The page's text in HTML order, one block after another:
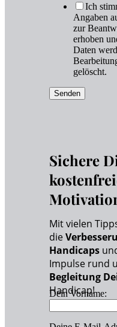
Ich
Angaben
zur
erhoben
Daten
gelöscht.
Senden
Sichere
Mit vielen
die
Handicaps
Impulse rund
Begleitung
Handicap!
Dein Vorname: